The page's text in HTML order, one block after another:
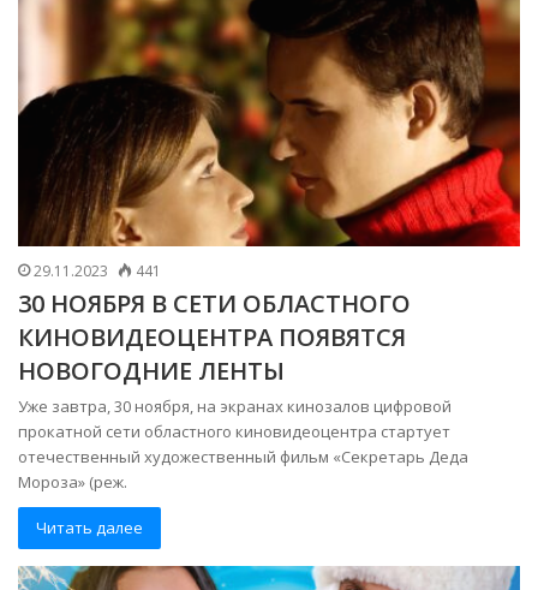
29.11.2023 441
30 НОЯБРЯ В СЕТИ ОБЛАСТНОГО
КИНОВИДЕОЦЕНТРА ПОЯВЯТСЯ
НОВОГОДНИЕ ЛЕНТЫ
Уже завтра, 30 ноября, на экранах кинозалов цифровой
прокатной сети областного киновидеоцентра стартует
отечественный художественный фильм «Секретарь Деда
Мороза» (реж.
Читать далее